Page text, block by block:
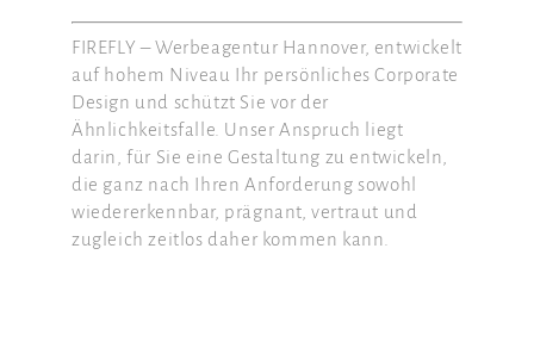
FIREFLY – Werbeagentur Hannover, entwickelt
auf hohem Niveau Ihr persönliches Corporate
Design und schützt Sie vor der
Ähnlichkeitsfalle. Unser Anspruch liegt
darin, für Sie eine Gestaltung zu entwickeln,
die ganz nach Ihren Anforderung sowohl
wiedererkennbar, prägnant, vertraut und
zugleich zeitlos daher kommen kann.